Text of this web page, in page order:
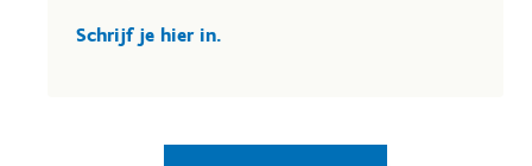
Schrijf je hier in.